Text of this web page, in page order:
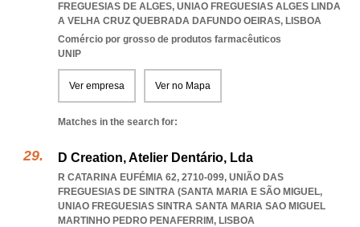
FREGUESIAS DE ALGES, UNIAO FREGUESIAS ALGES LINDA
A VELHA CRUZ QUEBRADA DAFUNDO OEIRAS, LISBOA
Comércio por grosso de produtos farmacêuticos
UNIP
Ver empresa Ver no Mapa
Matches in the search for:
D Creation, Atelier Dentário, Lda
R CATARINA EUFÉMIA 62, 2710-099, UNIÃO DAS
FREGUESIAS DE SINTRA (SANTA MARIA E SÃO MIGUEL,
UNIAO FREGUESIAS SINTRA SANTA MARIA SAO MIGUEL
MARTINHO PEDRO PENAFERRIM, LISBOA